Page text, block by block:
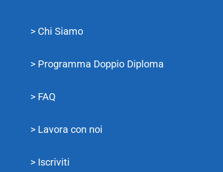
> Chi Siamo
> Programma Doppio Diploma
> FAQ
> Lavora con noi
> Iscriviti